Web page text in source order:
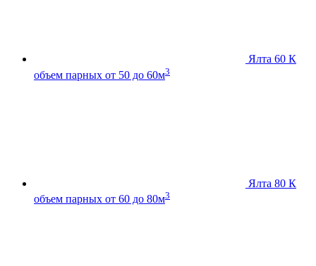
Ялта 60 К
объем парных от 50 до 60м3
Ялта 80 К
объем парных от 60 до 80м3